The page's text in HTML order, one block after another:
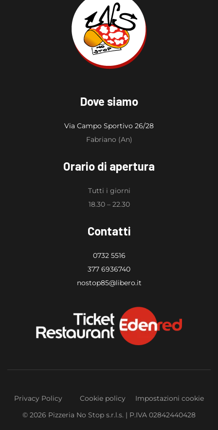
Dove siamo
Via Campo Sportivo 26/28
Fabriano (An)
Orario di apertura
Tutti i giorni
18.30 – 22.30
Contatti
0732 5516
377 6936740
nostop85@libero.it
Privacy Policy Cookie policy
Impostazioni cookie
© 2026 Pizzeria No Stop s.r.l.s. | P.IVA 02842440428